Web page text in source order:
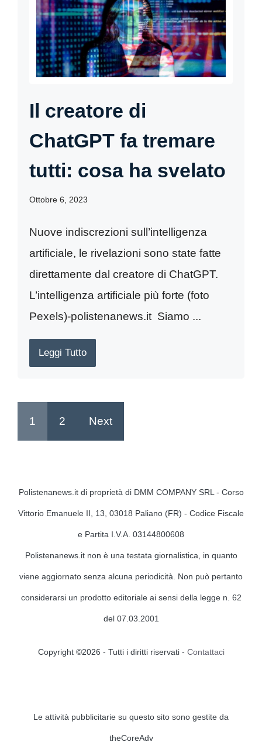
Il creatore di
ChatGPT fa tremare
tutti: cosa ha svelato
Ottobre 6, 2023
Nuove indiscrezioni sull’intelligenza
artificiale, le rivelazioni sono state fatte
direttamente dal creatore di ChatGPT.
L’intelligenza artificiale più forte (foto
Pexels)-polistenanews.it Siamo ...
Leggi Tutto
1 2 Next
Polistenanews.it di proprietà di DMM COMPANY SRL - Corso
Vittorio Emanuele II, 13, 03018 Paliano (FR) - Codice Fiscale
e Partita I.V.A. 03144800608
Polistenanews.it non è una testata giornalistica, in quanto
viene aggiornato senza alcuna periodicità. Non può pertanto
considerarsi un prodotto editoriale ai sensi della legge n. 62
del 07.03.2001
Copyright ©2026 - Tutti i diritti riservati - Contattaci
Le attività pubblicitarie su questo sito sono gestite da
theCoreAdv